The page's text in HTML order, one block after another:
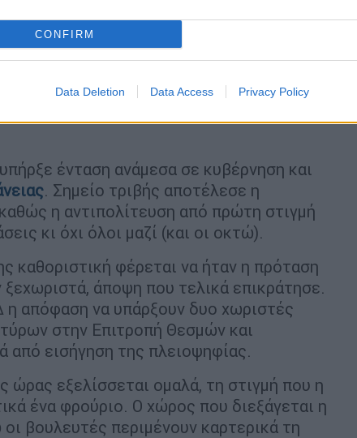
CONFIRM
Data Deletion Data Access Privacy Policy
του θητείας ουδέποτε έγινε
περισσότερου του τότε αρχηγού της
Μητσοτάκη ή μελών της οικογένειάς του
ότι δεν είχε γίνει κάποια επισύνδεση
ενημερώσει αρμοδίως τον Περισσό.
ένταση ανάμεσα σε κυβέρνηση και
. Σημείο τριβής αποτέλεσε η
η αντιπολίτευση από πρώτη στιγμή
κι όχι όλοι μαζί (και οι οκτώ).
καθοριστική φέρεται να ήταν η πρόταση
ξεχωριστά, άποψη που τελικά επικράτησε.
απόφαση να υπάρξουν δυο χωριστές
στην Επιτροπή Θεσμών και
από εισήγηση της πλειοψηφίας.
ώρας εξελίσσεται ομαλά, τη στιγμή που η
ένα φρούριο. Ο χώρος που διεξάγεται η
βουλευτές περιμένουν καρτερικά τη